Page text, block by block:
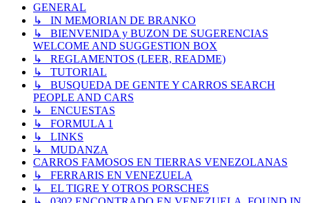
GENERAL
↳ IN MEMORIAN DE BRANKO
↳ BIENVENIDA y BUZON DE SUGERENCIAS
WELCOME AND SUGGESTION BOX
↳ REGLAMENTOS (LEER, README)
↳ TUTORIAL
↳ BUSQUEDA DE GENTE Y CARROS SEARCH
PEOPLE AND CARS
↳ ENCUESTAS
↳ FORMULA 1
↳ LINKS
↳ MUDANZA
CARROS FAMOSOS EN TIERRAS VENEZOLANAS
↳ FERRARIS EN VENEZUELA
↳ EL TIGRE Y OTROS PORSCHES